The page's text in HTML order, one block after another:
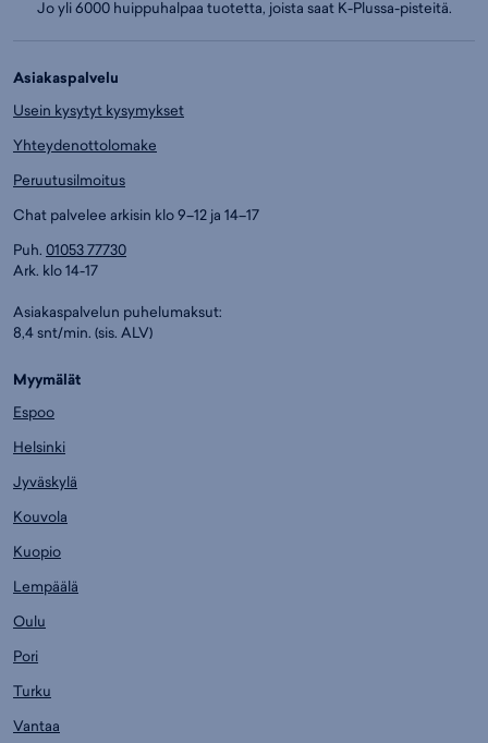
Jo yli 6000 huippuhalpaa tuotetta, joista saat K-Plussa-pisteitä.
Asiakaspalvelu
Usein kysytyt kysymykset
Yhteydenottolomake
Peruutusilmoitus
Chat palvelee arkisin klo 9–12 ja 14–17
Puh. 01053 77730
Ark. klo 14-17
Asiakaspalvelun puhelumaksut:
8,4 snt/min. (sis. ALV)
Myymälät
Espoo
Helsinki
Jyväskylä
Kouvola
Kuopio
Lempäälä
Oulu
Pori
Turku
Vantaa